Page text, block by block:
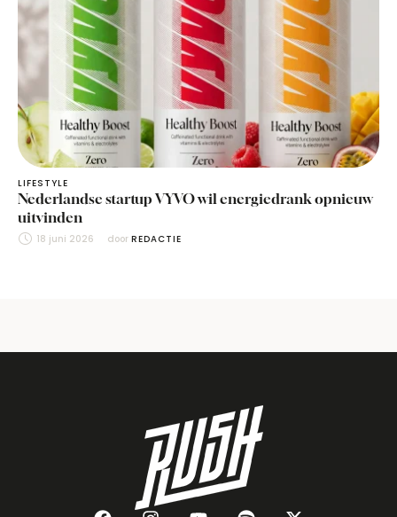
LIFESTYLE
Nederlandse startup VYVO wil energiedrank opnieuw
uitvinden
18 juni 2026 door REDACTIE